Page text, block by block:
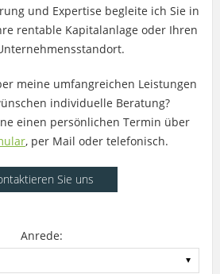
und Expertise begleite ich Sie in
rentable Kapitalanlage oder Ihren
meine umfangreichen Leistungen
individuelle Beratung?
einen persönlichen Termin über
, per Mail oder telefonisch.
Sie uns
Anrede: